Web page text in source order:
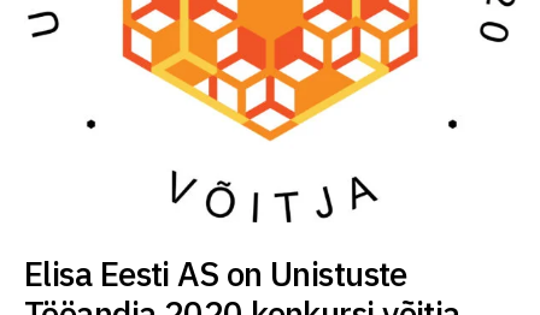
Elisa Eesti AS on Unistuste